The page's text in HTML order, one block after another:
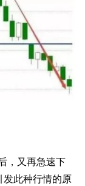
，又再急速下
发此种行情的原